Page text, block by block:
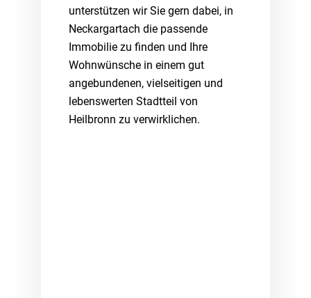
unterstützen wir Sie gern dabei, in
Neckargartach die passende
Immobilie zu finden und Ihre
Wohnwünsche in einem gut
angebundenen, vielseitigen und
lebenswerten Stadtteil von
Heilbronn zu verwirklichen.